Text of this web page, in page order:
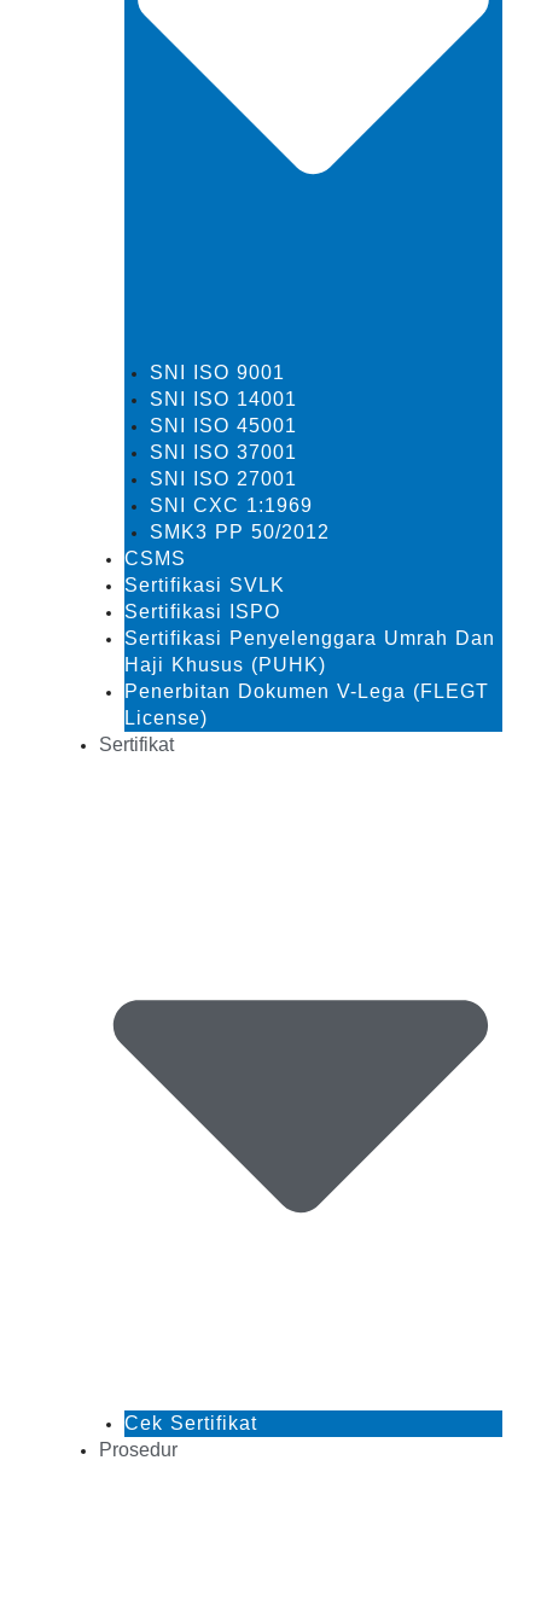
SNI ISO 9001
SNI ISO 14001
SNI ISO 45001
SNI ISO 37001
SNI ISO 27001
SNI CXC 1:1969
SMK3 PP 50/2012
CSMS
Sertifikasi SVLK
Sertifikasi ISPO
Sertifikasi Penyelenggara Umrah Dan
Haji Khusus (PUHK)
Penerbitan Dokumen V-Lega (FLEGT
License)
Sertifikat
Cek Sertifikat
Prosedur